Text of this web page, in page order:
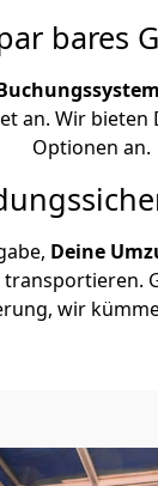
bares
an. Wir bieten
Optionen an.
Deine
transportieren.
wir